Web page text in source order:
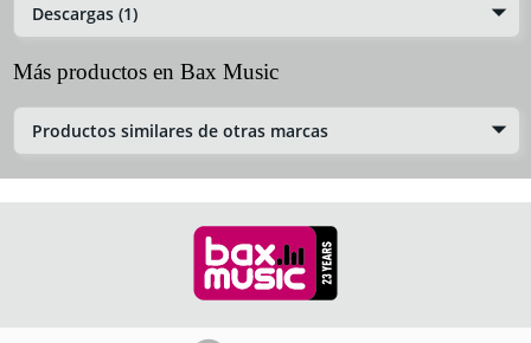
Descargas (1)
Más productos en Bax Music
Productos similares de otras marcas